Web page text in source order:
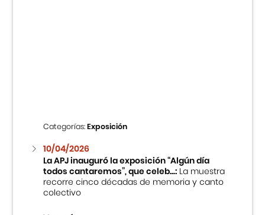
Categorías:Exposición
10/04/2026
La APJ inauguró la exposición “Algún día
todos cantaremos”, que celeb...:La muestra
recorre cinco décadas de memoria y canto
colectivo